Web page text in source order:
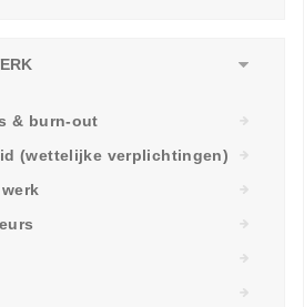
& burn-out
(wettelijke verplichtingen)